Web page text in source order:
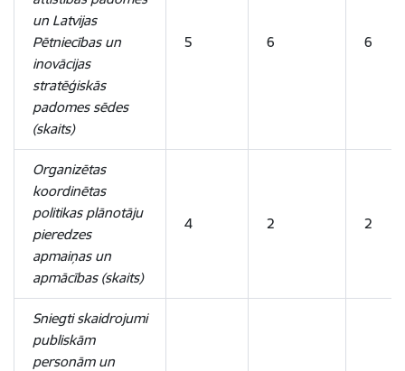
un Latvijas
Pētniecības un
inovācijas
stratēģiskās
padomes sēdes
(skaits)
5 6 6
Organizētas
koordinētas
politikas plānotāju
pieredzes
apmaiņas un
apmācības (skaits)
4 2 2
Sniegti skaidrojumi
publiskām
personām un